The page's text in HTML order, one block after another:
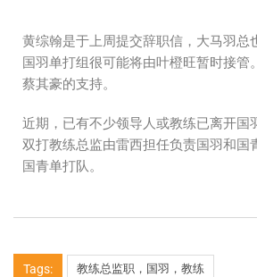
黄综翰是于上周提交辞职信，大马羽总
国羽单打组很可能将由叶橙旺暂时接管
蔡其豪的支持。
近期，已有不少领导人或教练已离开国
双打教练总监由雷西担任负责国羽和国
国青单打队。
Tags: 教练总监职，国羽，教练